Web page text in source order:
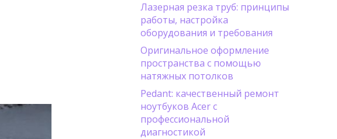
Лазерная резка труб: принципы
работы, настройка
оборудования и требования
Оригинальное оформление
пространства с помощью
натяжных потолков
Pedant: качественный ремонт
ноутбуков Acer с
профессиональной
диагностикой